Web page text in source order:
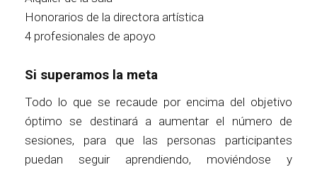
Honorarios de la directora artística
4 profesionales de apoyo
Si superamos la meta
Todo lo que se recaude por encima del objetivo
óptimo se destinará a aumentar el número de
sesiones, para que las personas participantes
puedan seguir aprendiendo, moviéndose y